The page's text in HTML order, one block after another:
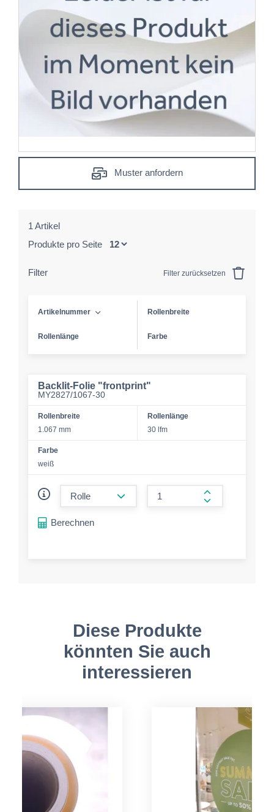
Muster anfordern
1 Artikel
Produkte pro Seite
Filter Filter zurücksetzen
Artikelnummer Rollenbreite
Rollenlänge Farbe
Backlit-Folie "frontprint"
MY2827/1067-30
Rollenbreite
1.067 mm
Rollenlänge
30 lfm
Farbe
weiß
form.increase-
Berechnen
Diese Produkte
könnten Sie auch
interessieren